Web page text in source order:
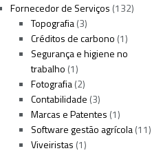
Fornecedor de Serviços (132)
Topografia(3)
Créditos de carbono (1)
Segurança e higiene no
trabalho (1)
Fotografia(2)
Contabilidade (3)
Marcas e Patentes (1)
Software gestão agrícola(11)
Viveiristas (1)